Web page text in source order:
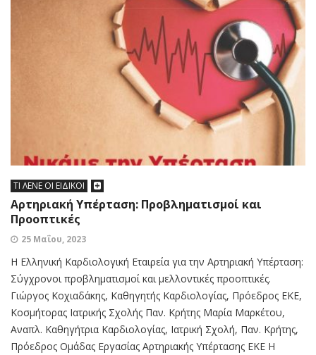
ΤΙ ΛΕΝΕ ΟΙ ΕΙΔΙΚΟΙ
Αρτηριακή Υπέρταση: Προβληματισμοί και
Προοπτικές
25 Μαΐου, 2023
Η Ελληνική Καρδιολογική Εταιρεία για την Αρτηριακή Υπέρταση:
Σύγχρονοι προβληματισμοί και μελλοντικές προοπτικές.
Γιώργος Κοχιαδάκης, Καθηγητής Καρδιολογίας, Πρόεδρος ΕΚΕ,
Κοσμήτορας Ιατρικής Σχολής Παν. Κρήτης Μαρία Μαρκέτου,
Αναπλ. Καθηγήτρια Καρδιολογίας, Ιατρική Σχολή, Παν. Κρήτης,
Πρόεδρος Ομάδας Εργασίας Αρτηριακής Υπέρτασης ΕΚΕ Η